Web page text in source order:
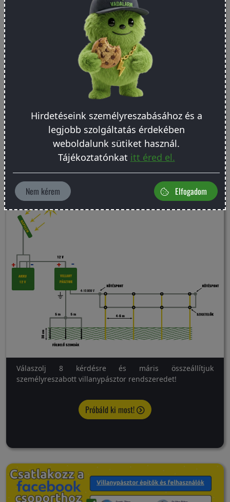
Olvasd el a cikket
Tervezz villanypásztort 5 perc alatt!
Válaszolj 8 kérdésre és máris összeállítjuk
személyreszabott villanypásztor rendszeredet!
Próbáld ki most!
Hirdetéseink személyreszabásához és a
legjobb szolgáltatás érdekében
weboldalunk sütiket használ.
Tájékoztatónkat itt éred el.
Nem kérem Elfogadom